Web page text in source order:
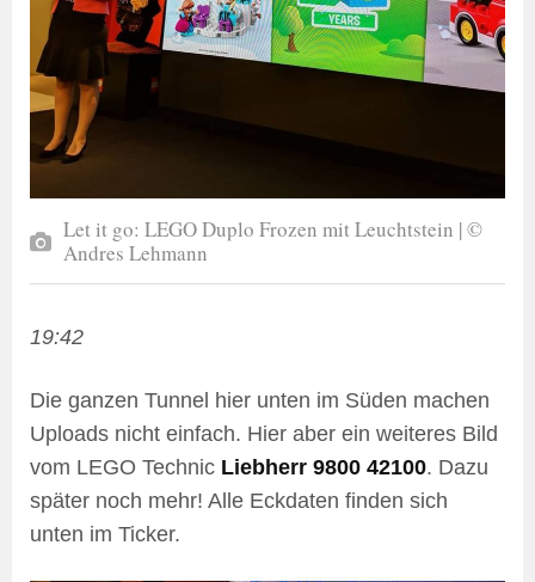
Let it go: LEGO Duplo Frozen mit Leuchtstein | ©
Andres Lehmann
19:42
Die ganzen Tunnel hier unten im Süden machen
Uploads nicht einfach. Hier aber ein weiteres Bild
vom LEGO Technic Liebherr 9800 42100. Dazu
später noch mehr! Alle Eckdaten finden sich
unten im Ticker.